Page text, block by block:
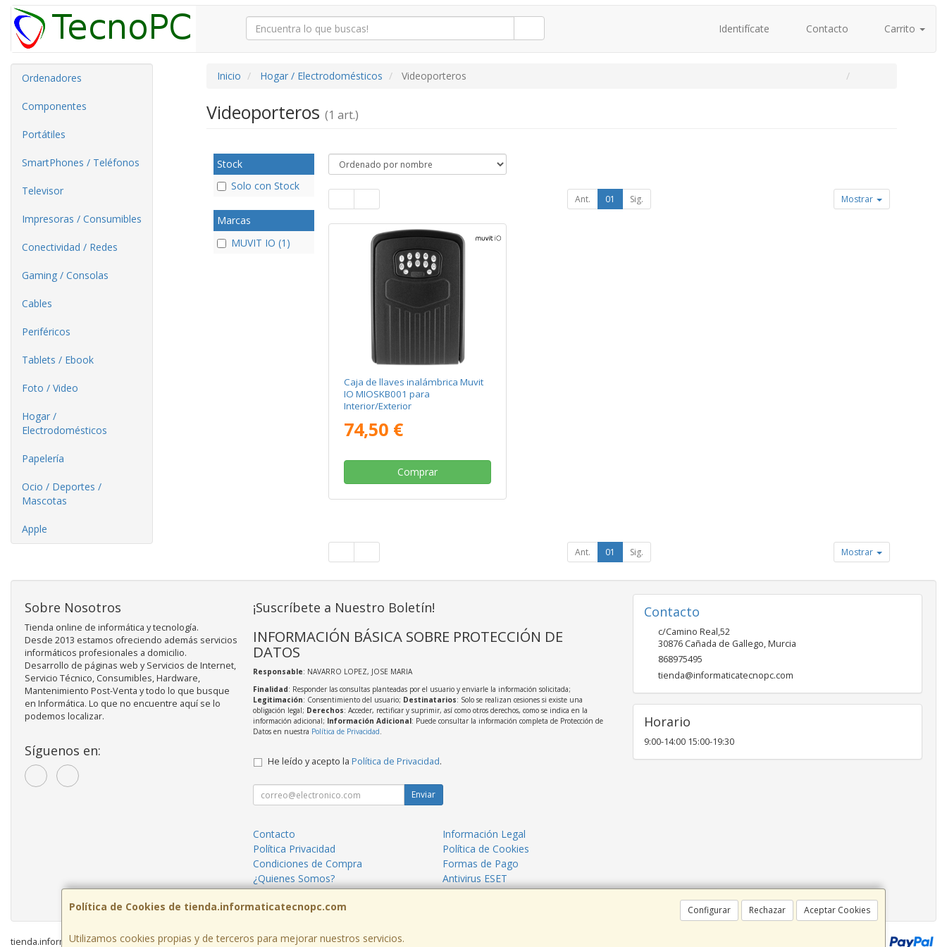
Identifícate Contacto Carrito
Ordenadores
Componentes
Portátiles
SmartPhones / Teléfonos
Televisor
Impresoras / Consumibles
Conectividad / Redes
Gaming / Consolas
Cables
Periféricos
Tablets / Ebook
Foto / Video
Hogar /
Electrodomésticos
Papelería
Ocio / Deportes /
Mascotas
Apple
Inicio Hogar / Electrodomésticos Videoporteros
Videoporteros (1 art.)
Stock
Solo con Stock
Marcas
MUVIT IO (1)
Ant. 01 Sig. Mostrar
Caja de llaves inalámbrica Muvit
IO MIOSKB001 para
Interior/Exterior
74,50 €
Comprar
Ant. 01 Sig. Mostrar
Política de Cookies de tienda.informaticatecnopc.com Configurar Rechazar Aceptar Cookies
Utilizamos cookies propias y de terceros para mejorar nuestros servicios.
Sobre Nosotros
Tienda online de informática y tecnología.
Desde 2013 estamos ofreciendo además servicios
informáticos profesionales a domicilio.
Desarrollo de páginas web y Servicios de Internet,
Servicio Técnico, Consumibles, Hardware,
Mantenimiento Post-Venta y todo lo que busque
en Informática. Lo que no encuentre aquí se lo
podemos localizar.
Síguenos en:
¡Suscríbete a Nuestro Boletín!
INFORMACIÓN BÁSICA SOBRE PROTECCIÓN DE
DATOS
Responsable: NAVARRO LOPEZ, JOSE MARIA
Finalidad: Responder las consultas planteadas por el usuario y enviarle la información solicitada;
Legitimación: Consentimiento del usuario; Destinatarios: Solo se realizan cesiones si existe una
obligación legal; Derechos: Acceder, rectificar y suprimir, así como otros derechos, como se indica en la
información adicional; Información Adicional: Puede consultar la información completa de Protección de
Datos en nuestra Política de Privacidad.
He leído y acepto la Política de Privacidad.
Enviar
Contacto
Información Legal
Política Privacidad
Política de Cookies
Condiciones de Compra
Formas de Pago
¿Quienes Somos?
Antivirus ESET
Servicios informáticos Mazarrón
Blog TecnoPC
Contacto
c/Camino Real,52
30876 Cañada de Gallego,Murcia
868975495
tienda@informaticatecnopc.com
Horario
9:00-14:00 15:00-19:30
tienda.informaticatecnopc.com © 2026